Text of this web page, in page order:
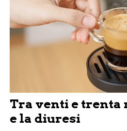
Tra venti e trenta
e la diuresi